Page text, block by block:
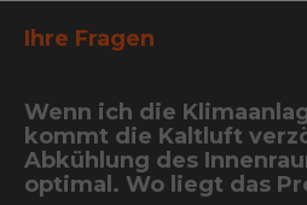
Ihre Fragen
Wenn ich die
kommt die Kaltluft
Abkühlung des
optimal. Wo liegt das